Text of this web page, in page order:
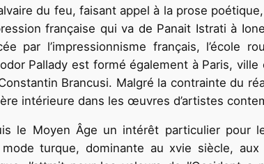
du feu, faisant appel à la prose
française qui va de Panait Istrati à
par l’impressionnisme français, l’école
Pallady est formé également à Paris,
Brancusi. Malgré la contrainte du
intérieure dans les œuvres d’artistes
le Moyen Âge un intérêt particulier pour
turque, dominante au xvie siècle, aux